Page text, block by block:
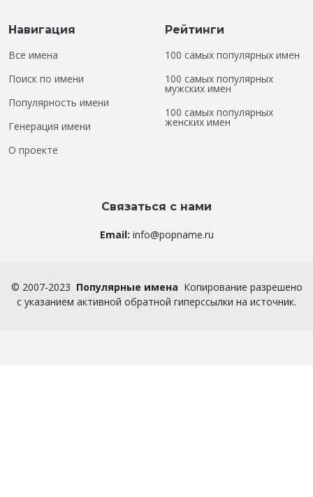
Навигация
Все имена
Поиск по имени
Популярность имени
Генерация имени
О проекте
Рейтинги
100 самых популярных имен
100 самых популярных
мужских имен
100 самых популярных
женских имен
Связаться с нами
Email: info@popname.ru
© 2007-2023 Популярные имена Копирование разрешено
с указанием активной обратной гиперссылки на источник.